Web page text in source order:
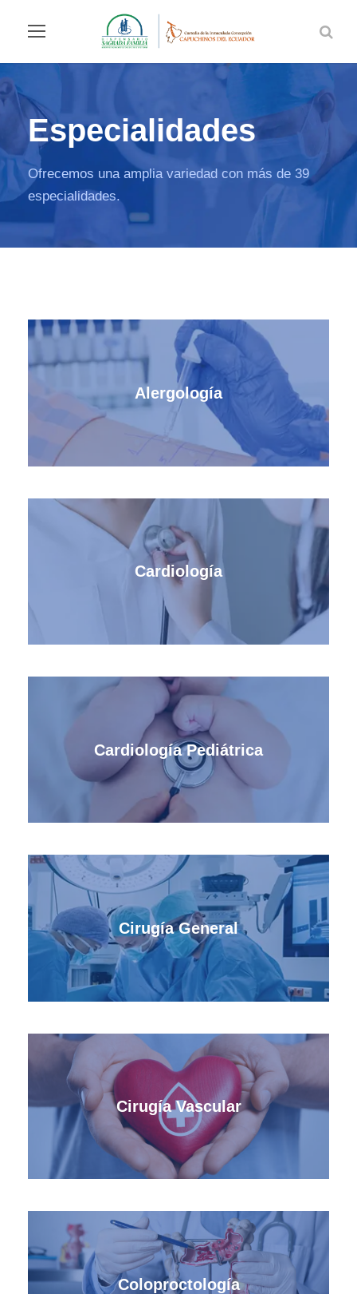
Especialidades
Ofrecemos una amplia variedad con más de 39
especialidades.
Alergología
Cardiología
Cardiología Pediátrica
Cirugía General
Cirugía Vascular
Coloproctología